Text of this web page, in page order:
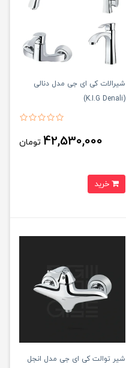
شیرالات کی ای جی مدل دنالی
(K.I.G Denali)
42,530,000 تومان
شیر توالت کی ای جی مدل انجل